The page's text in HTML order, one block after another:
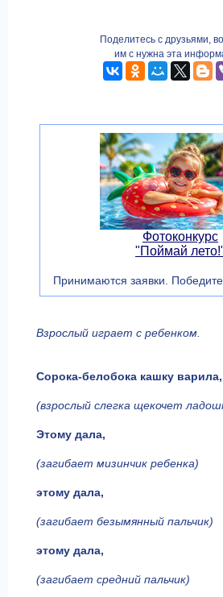
Поделитесь с друзьями,
им с нужна эта
Фотоконкурс
"Поймай
Принимаются заявки.
Взрослый играет с ребенком.
Сорока-белобока кашку
(взрослый слегка щекочет
Этому дала,
(загибает мизинчик ребенка)
этому дала,
(загибает безымянный пальчик)
этому дала,
(загибает средний пальчик)